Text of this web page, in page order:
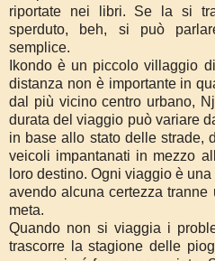
riportate nei libri. Se la si
sperduto, beh, si può
semplice.
Ikondo è un piccolo villaggio
distanza non è importante in
dal più vicino centro urbano,
durata del viaggio può variare
in base allo stato delle strade,
veicoli impantanati in mezzo
loro destino. Ogni viaggio è
avendo alcuna certezza
meta.
Quando non si viaggia i
trascorre la stagione delle